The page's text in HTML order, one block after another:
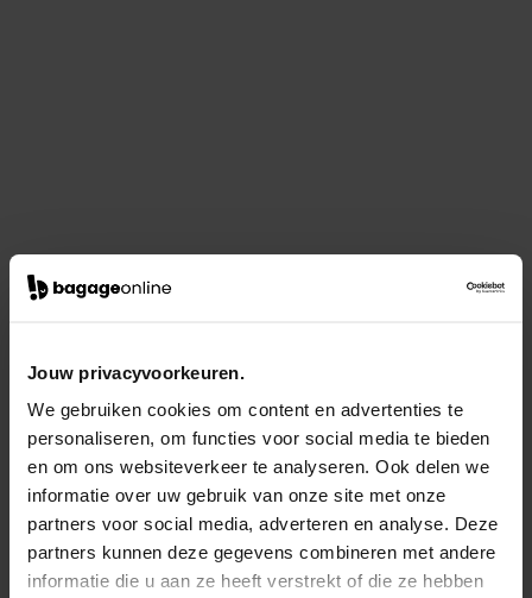
Jouw privacyvoorkeuren.
We gebruiken cookies om content en advertenties te
personaliseren, om functies voor social media te bieden
en om ons websiteverkeer te analyseren. Ook delen we
informatie over uw gebruik van onze site met onze
partners voor social media, adverteren en analyse. Deze
partners kunnen deze gegevens combineren met andere
informatie die u aan ze heeft verstrekt of die ze hebben